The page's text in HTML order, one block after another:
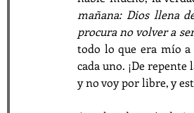
mañana: Dios llena
procura no volver a
todo lo que era mío a
cada uno. ¡De
y no voy por libre, y